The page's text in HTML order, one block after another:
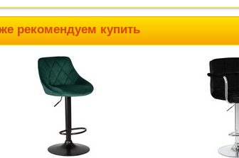
рекомендуем купить